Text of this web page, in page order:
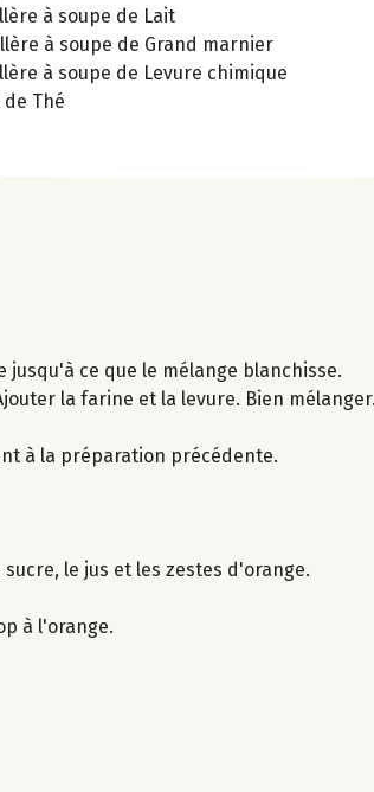
à soupe de Lait
à soupe de Grand marnier
à soupe de Levure chimique
de Thé
jusqu'à ce que le mélange blanchisse.
la farine et la levure. Bien mélanger.
à la préparation précédente.
le jus et les zestes d'orange.
à l'orange.